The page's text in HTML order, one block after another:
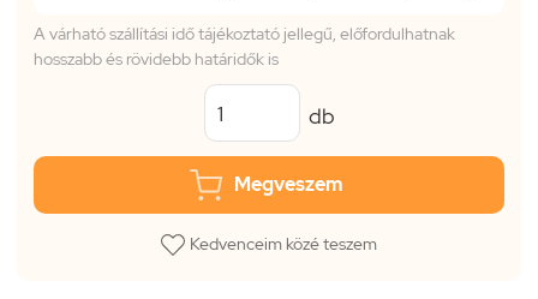
A várható szállítási idő tájékoztató jellegű, előfordulhatnak
hosszabb és rövidebb határidők is
db
Megveszem
Kedvenceim közé teszem